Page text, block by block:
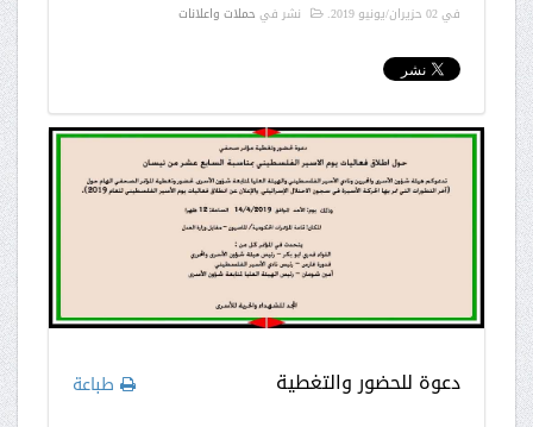
في02 حزيران/يونيو 2019 . نشر في حملات واعلانات
طباعة دعوة للحضور والتغطية